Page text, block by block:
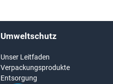
Umweltschutz
Unser Leitfaden
Verpackungsprodukte
Entsorgung